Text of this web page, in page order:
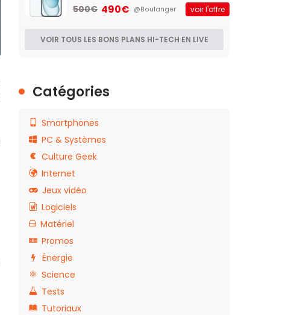
500€ 490€ @Boulanger voir l'offre
VOIR TOUS LES BONS PLANS HI-TECH EN LIVE
Catégories
Smartphones
PC & Systèmes
Culture Geek
Internet
Jeux vidéo
Logiciels
Matériel
Promos
Énergie
Science
Tests
Tutoriaux